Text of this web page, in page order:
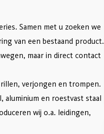
Samen met u zoeken we
van een bestaand product.
maar in direct contact
verjongen en trompen.
aluminium en roestvast staal
wij o.a. leidingen,